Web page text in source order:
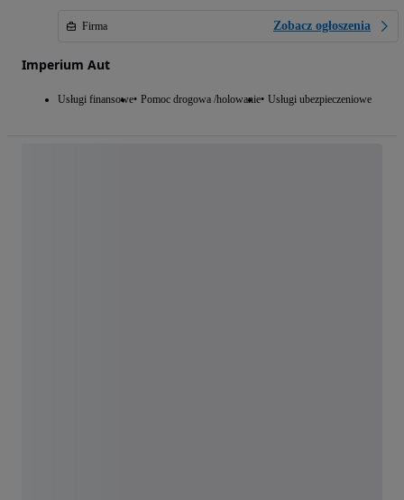
Firma Zobacz ogłoszenia
Imperium Aut
Usługi finansowe Pomoc drogowa /holowanie Usługi ubezpieczeniowe